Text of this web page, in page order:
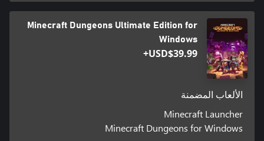
Minecraft Dungeons Ultimate Edition for
Windows
USD$39.99+
الألعاب المضمنة
Minecraft Launcher
Minecraft Dungeons for Windows